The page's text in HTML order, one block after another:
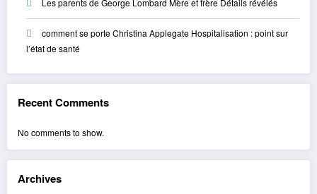
comment se porte Christina Applegate Hospitalisation : point sur
l’état de santé
Recent Comments
No comments to show.
Archives